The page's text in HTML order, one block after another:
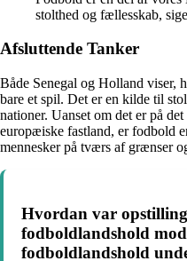
stolthed og fællesskab,
Afsluttende Tanker
Både Senegal og Holland viser,
bare et spil. Det er en kilde til
nationer. Uanset om det er på
europæiske fastland, er fodbold
mennesker på tværs af grænser
Hvordan var
fodboldlandshold
fodboldlandshold